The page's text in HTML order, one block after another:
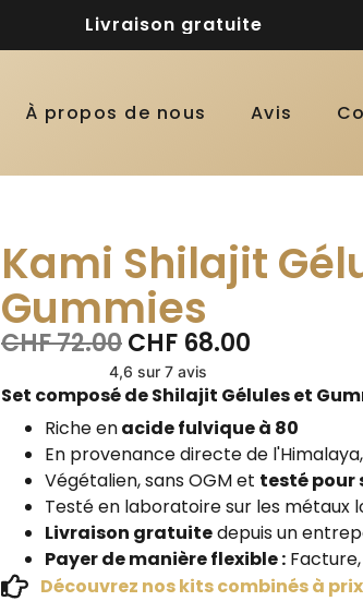
Livraison gratuite
À propos de nous Avis
Kami Shilajit
Gummies
CHF72.00CHF 68.00
4,6 sur 7 avis
Set composé de Shilajit Gélules et
Riche enacide fulvique à 80
En provenance directe de l'Himalaya,
Végétalien, sans OGM et testé pour
Testé en laboratoire sur les métaux
Livraison gratuitedepuis un
Payer de manière flexible :
Découvrez nos kits combinés à